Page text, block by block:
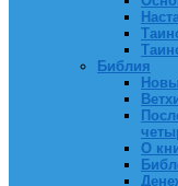
Библия
О